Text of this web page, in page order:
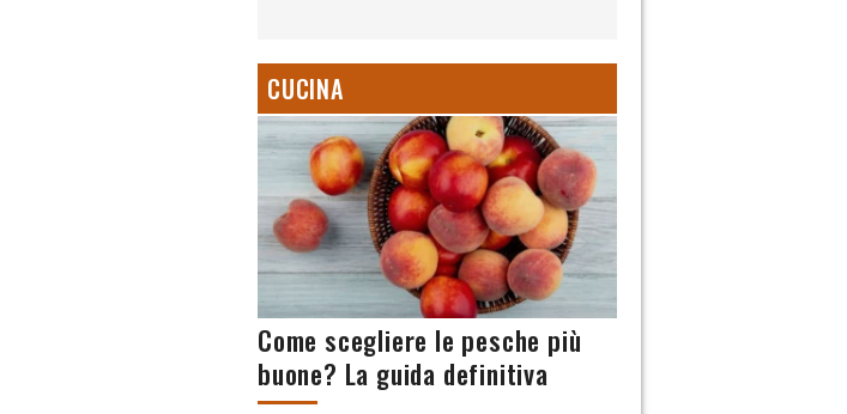
CUCINA
Come scegliere le pesche più
buone? La guida definitiva